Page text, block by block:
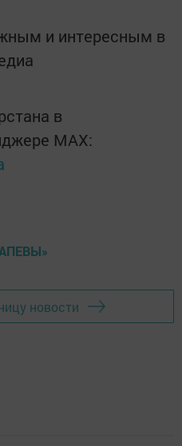
и интересным в
в
MАХ:
новости